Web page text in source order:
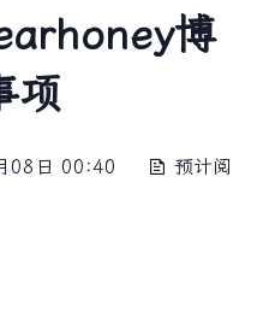
博
项
08日 00:40
预计阅